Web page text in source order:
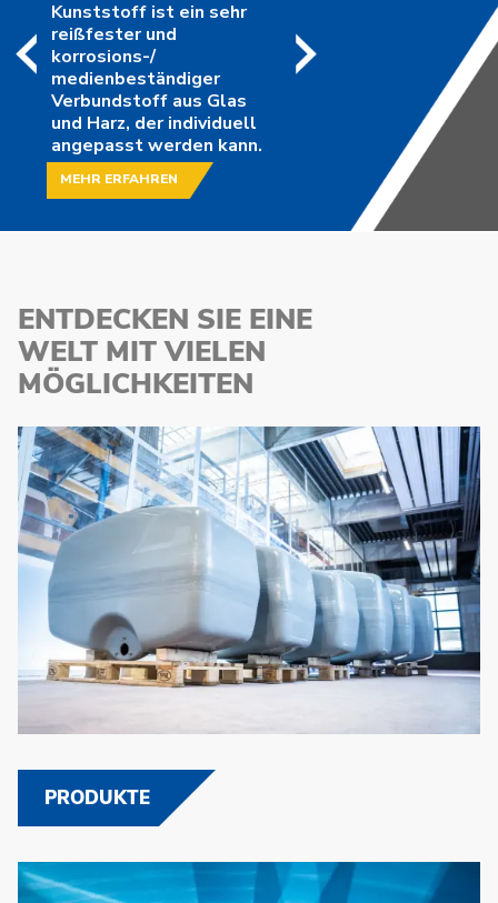
MEHR ERFAHREN
Kunststoff ist ein sehr
reißfester und
korrosions-/
medienbeständiger
Verbundstoff aus Glas
und Harz, der individuell
angepasst werden kann.
ENTDECKEN SIE EINE
WELT MITVIELEN
MÖGLICHKEITEN
PRODUKTE